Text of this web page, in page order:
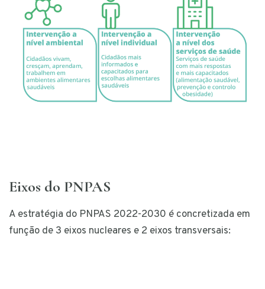
Eixos do PNPAS
A estratégia do PNPAS 2022-2030 é concretizada em
função de 3 eixos nucleares e 2 eixos transversais: